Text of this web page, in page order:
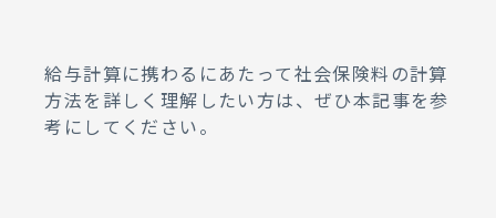
ある質問
12. 人事業務のアウトソーシングな
らラクラスへ
給与計算に携わるにあたって社会保険料の計算
方法を詳しく理解したい方は、ぜひ本記事を参
考にしてください。